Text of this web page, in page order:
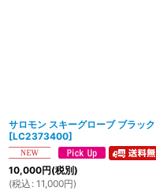
サロモン スキーグローブ ブラッ
[LC2373400]
10,000円(税別)
(税込 : 11,000円)